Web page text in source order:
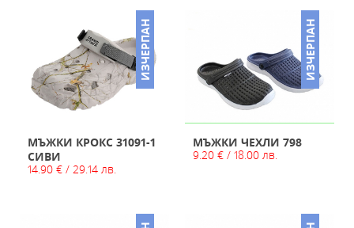
ИЗЧЕРПАН
МЪЖКИ КРОКС 31091-1
СИВИ
14.90 € / 29.14 лв.
ИЗЧЕРПАН
МЪЖКИ ЧЕХЛИ 798
9.20 € / 18.00 лв.